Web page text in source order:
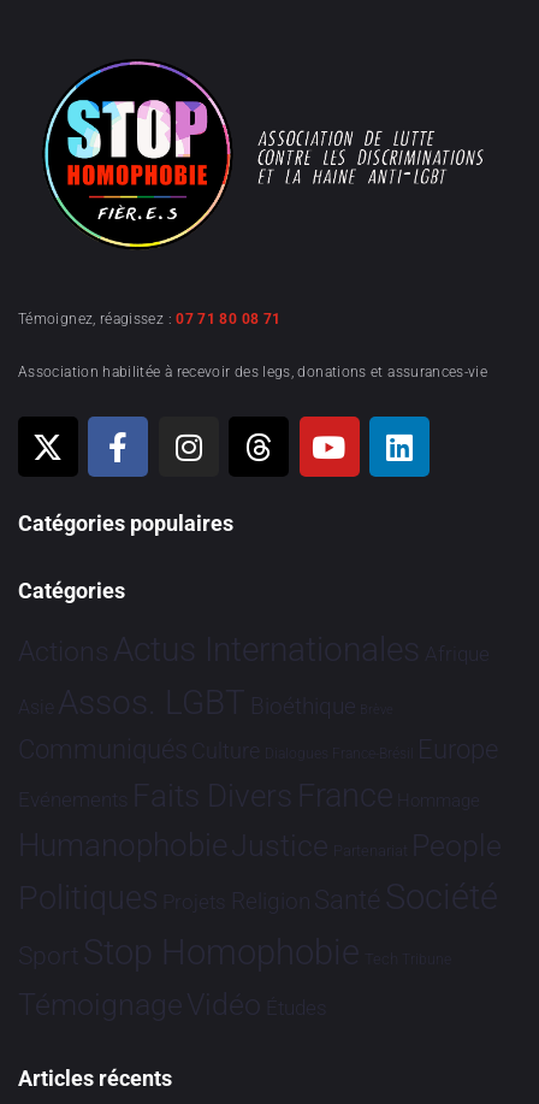
Témoignez, réagissez :07 71 80 08 71
Association habilitée à recevoir des legs, donations et assurances-vie
Catégories populaires
Catégories
Actions Actus Internationales Afrique
Asie Assos. LGBT Bioéthique Brève
Communiqués Culture Dialogues France-Brésil Europe
Evénements Faits Divers France Hommage
HumanophobieJustice Partenariat People
Politiques Projets Religion Santé Société
Sport Stop Homophobie Tech Tribune
TémoignageVidéo Études
Articles récents